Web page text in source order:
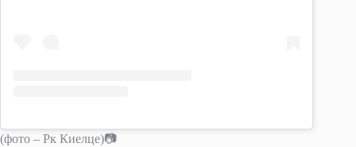
(фото – Рк Киелце)📷